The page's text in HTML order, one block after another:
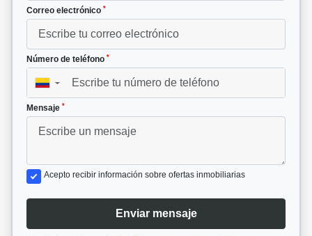
Correo electrónico *
Número de teléfono *
▼
Mensaje *
Acepto recibir información sobre ofertas inmobiliarias
Enviar mensaje